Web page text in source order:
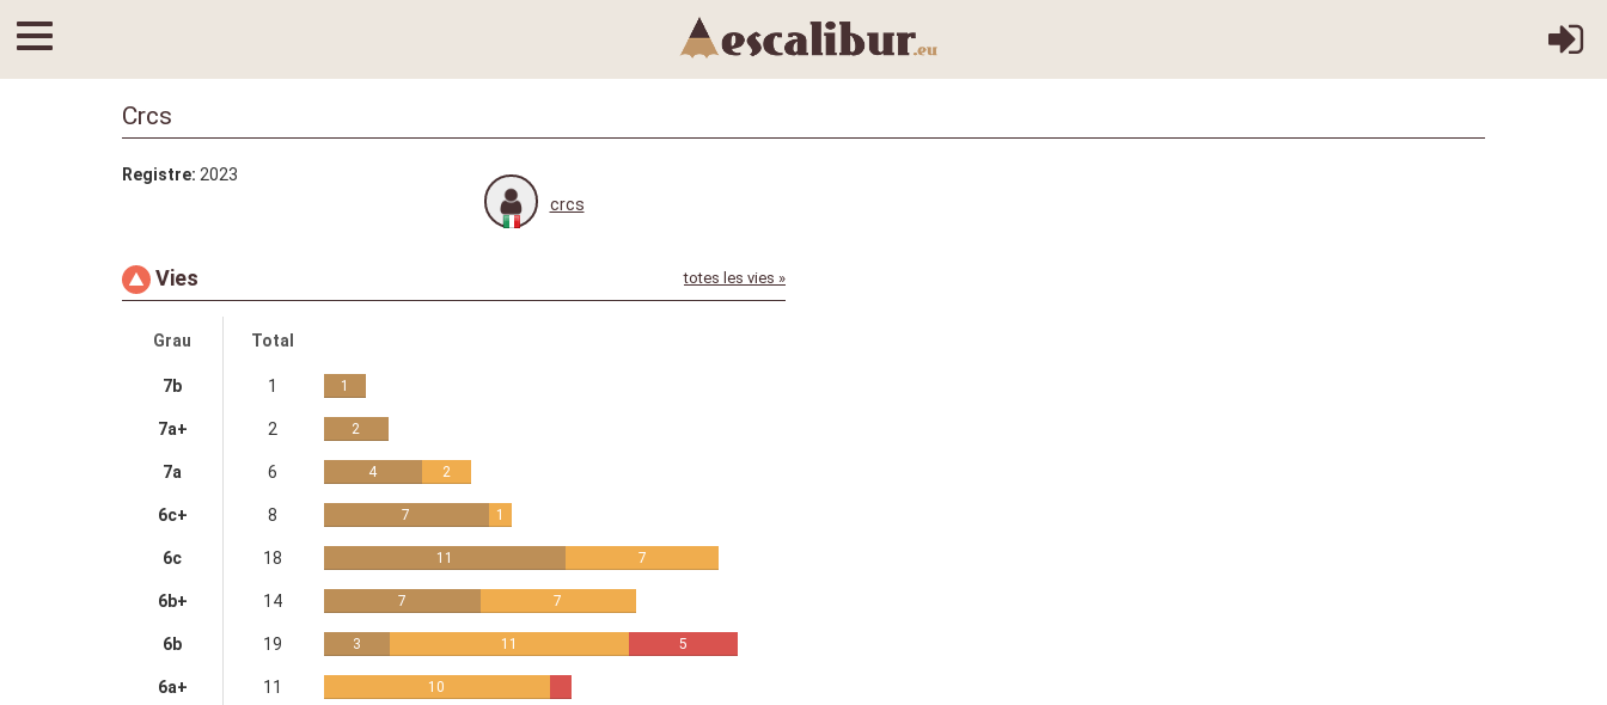
Crcs
Registre: 2023
crcs
Vies totes les vies »
Grau Total
7b 1 1
7a+ 2 2
7a 6 4 2
6c+ 8 7 1
6c 18 11 7
6b+ 14 7 7
6b 19 3 11 5
6a+ 11 10